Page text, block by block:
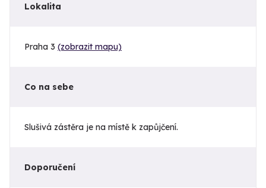
Lokalita
Praha 3 (zobrazit mapu)
Co na sebe
Slušivá zástěra je na místě k zapůjčení.
Doporučení